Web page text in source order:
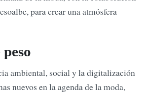
para crear una atmósfera
ambiental, social y la digitalización
nuevos en la agenda de la moda,